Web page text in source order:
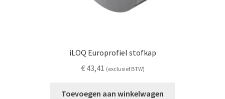
iLOQ Europrofiel stofkap
€43,41 (exclusief BTW)
Toevoegen aan winkelwagen